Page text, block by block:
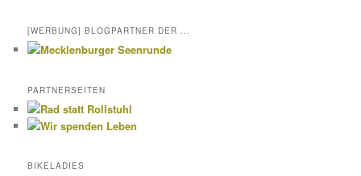
[WERBUNG] BLOGPARTNER DER ...
PARTNERSEITEN
BIKELADIES